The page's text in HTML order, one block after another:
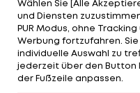
der 24. Minute wurde
gefährlich im
Thonhofer-Flanke
Alar schlägt kurz vor
Wählen Sie [Alle
und Diensten
PUR Modus, ohne
Werbung fortzufahren.
individuelle Auswahl zu
jederzeit über den Button
der Fußzeile anpassen.